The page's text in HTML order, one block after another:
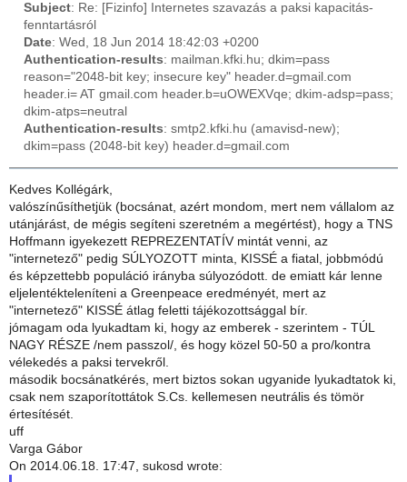
Subject: Re: [Fizinfo] Internetes szavazás a paksi kapacitás-
fenntartásról
Date: Wed, 18 Jun 2014 18:42:03 +0200
Authentication-results: mailman.kfki.hu; dkim=pass
reason="2048-bit key; insecure key" header.d=gmail.com
header.i= AT gmail.com header.b=uOWEXVqe; dkim-adsp=pass;
dkim-atps=neutral
Authentication-results: smtp2.kfki.hu (amavisd-new);
dkim=pass (2048-bit key) header.d=gmail.com
Kedves Kollégárk,
valószínűsíthetjük (bocsánat, azért mondom, mert nem vállalom az
utánjárást, de mégis segíteni szeretném a megértést), hogy a TNS
Hoffmann igyekezett REPREZENTATÍV mintát venni, az
"internetező" pedig SÚLYOZOTT minta, KISSÉ a fiatal, jobbmódú
és képzettebb populáció irányba súlyozódott. de emiatt kár lenne
eljelentékteleníteni a Greenpeace eredményét, mert az
"internetező" KISSÉ átlag feletti tájékozottsággal bír.
jómagam oda lyukadtam ki, hogy az emberek - szerintem - TÚL
NAGY RÉSZE /nem passzol/, és hogy közel 50-50 a pro/kontra
vélekedés a paksi tervekről.
második bocsánatkérés, mert biztos sokan ugyanide lyukadtatok ki,
csak nem szaporítottátok S.Cs. kellemesen neutrális és tömör
értesítését.
uff
Varga Gábor
On 2014.06.18. 17:47, sukosd wrote: